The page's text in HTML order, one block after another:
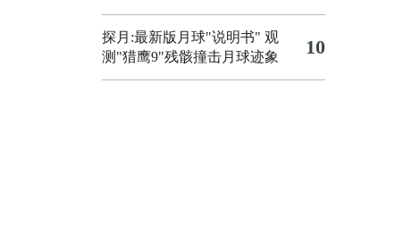
探月:最新版月球"说明书" 观
测"猎鹰9"残骸撞击月球迹象
10